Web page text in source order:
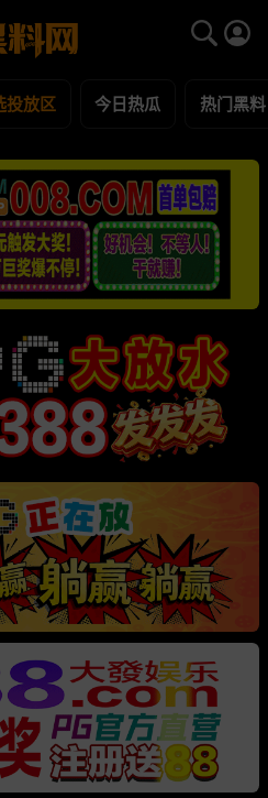
爆料
投放区 今日热瓜 热门黑料